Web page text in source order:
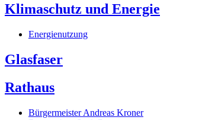
Klimaschutz und Energie
Energienutzung
Glasfaser
Rathaus
Bürgermeister Andreas Kroner